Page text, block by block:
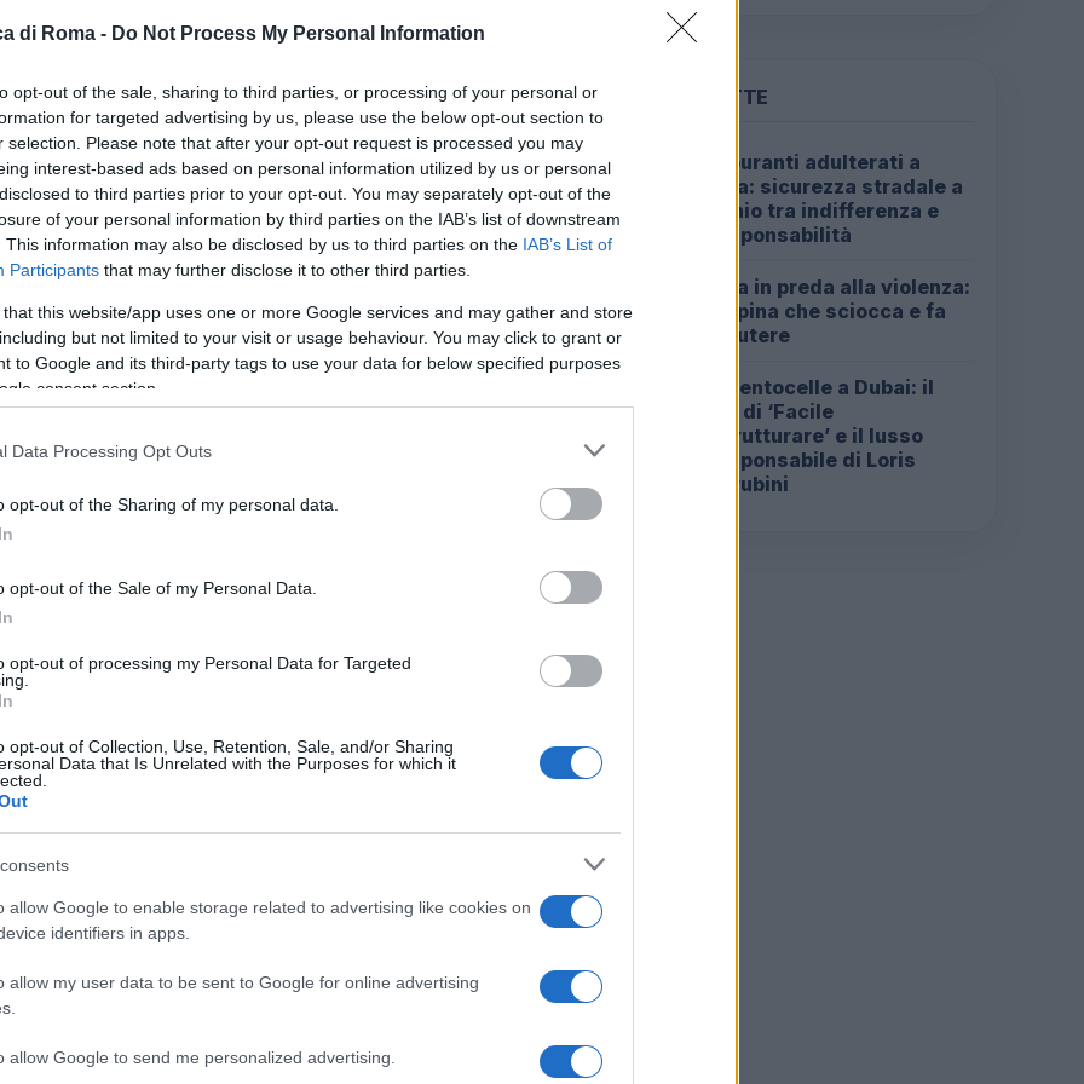
di Roma - Do Not Process My Personal Information
opt-out of the sale, sharing to third parties, or processing of your personal or
for targeted advertising by us, please use the below opt-out section to
selection. Please note that after your opt-out request is processed you may
interest-based ads based on personal information utilized by us or personal
to third parties prior to your opt-out. You may separately opt-out of the
of your personal information by third parties on the IAB’s list of downstream
This information may also be disclosed by us to third parties on the IAB’s List of
Participants that may further disclose it to other third parties.
that this website/app uses one or more Google services and may gather and store
but not limited to your visit or usage behaviour. You may click to grant or
to Google and its third-party tags to use your data for below specified purposes
consent section.
Data Processing Opt Outs
opt-out of the Sharing of my personal data.
opt-out of the Sale of my Personal Data.
opt-out of processing my Personal Data for Targeted
opt-out of Collection, Use, Retention, Sale, and/or Sharing
Data that Is Unrelated with the Purposes for which it
allow Google to enable storage related to advertising like cookies on
identifiers in apps.
allow my user data to be sent to Google for online advertising
allow Google to send me personalized advertising.
affidi illeciti . Lo ha stabilito il giudice del
tribunale di
del processo con rito abbreviato nell’ambito del caso
aveva chiesto 6 anni di reclusione per frode
Secondo l’accusa, a Bibbiano era attivo un sistema nel
ASSOLTA
gli indagati si servivano di report non veritieri e false
ai genitori.Fotiè stato invece assolto
lo psicoterapeuta ha chiosato ai microfoni dei
PIÙ LETTE
Carburanti adulterati a
Roma: sicurezza stradale a
rischio tra indifferenza e
irresponsabilità
Roma in preda alla violenza:
la rapina che sciocca e fa
discutere
Da Centocelle a Dubai: il
crac di ‘Facile
Ristrutturare’ e il lusso
irresponsabile di Loris
Cherubini